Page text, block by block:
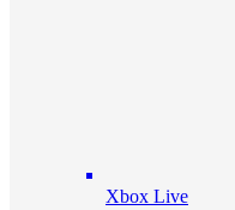
Xbox Live